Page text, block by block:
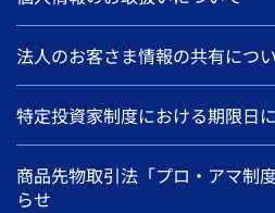
法人のお客さま情報の共有につ
特定投資家制度における期限日
商品先物取引法「プロ・アマ制
らせ